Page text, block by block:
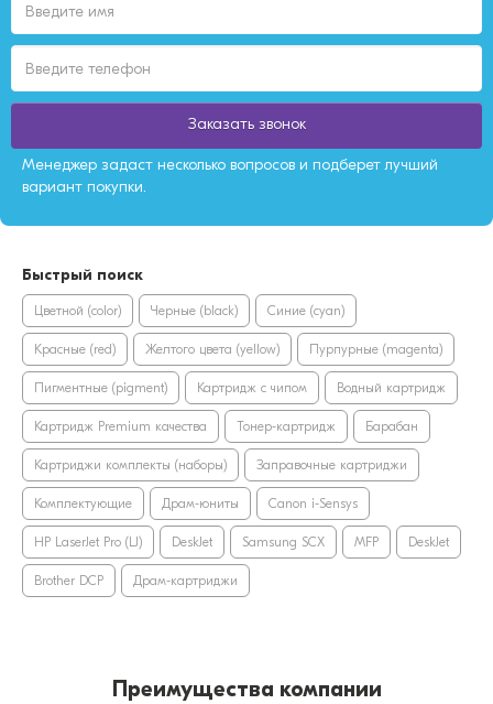
Заказать звонок
Менеджер задаст несколько вопросов и подберет лучший
вариант покупки.
Быстрый поиск
Цветной (color) Черные (black) Синие (cyan)
Красные (red) Желтого цвета (yellow) Пурпурные (magenta)
Пигментные (pigment) Картридж с чипом Водный картридж
Картридж Premium качества Тонер-картридж Барабан
Картриджи комплекты (наборы) Заправочные картриджи
Комплектующие Драм-юниты Canon i-Sensys
HP LaserJet Pro (LJ) DeskJet Samsung SCX MFP DeskJet
Brother DCP Драм-картриджи
Преимущества компании